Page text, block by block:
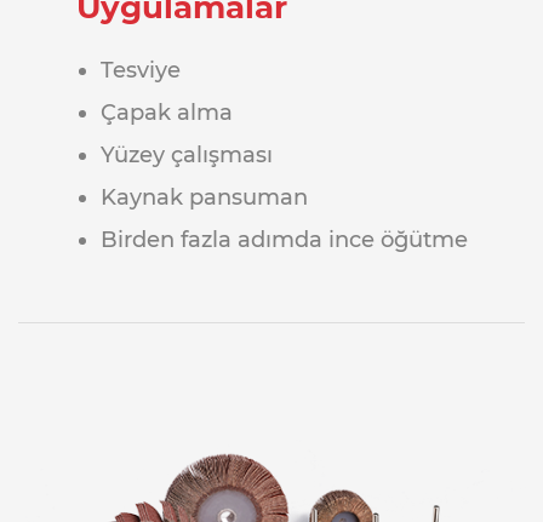
Tesviye
Çapak alma
Yüzey çalışması
Kaynak pansuman
Birden fazla adımda ince öğütme